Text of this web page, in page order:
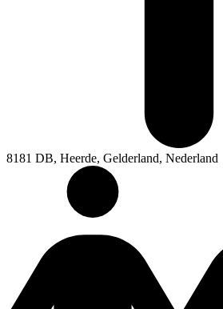
8181 DB, Heerde, Gelderland, Nederland